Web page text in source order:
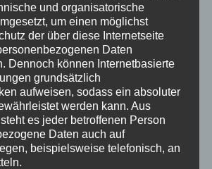
CONCAVER CVR1
19×8 ET40 5×112
Carbon Graphite
und organisatorische
um einen möglichst
der über diese Internetseite
Daten
Dennoch können Internetbasierte
grundsätzlich
aufweisen, sodass ein absoluter
werden kann. Aus
es jeder betroffenen Person
Daten auch auf
beispielsweise telefonisch, an